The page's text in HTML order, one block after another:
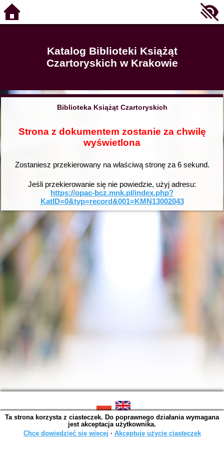
Katalog Biblioteki Książąt
Czartoryskich w Krakowie
Biblioteka Książąt Czartoryskich
Strona z dokumentem zostanie za chwilę
wyświetlona
Zostaniesz przekierowany na właściwą stronę za 6sekund.
Jeśli przekierowanie się nie powiedzie, użyj adresu:
https://opac-bcz.mnk.pl/index.php?
KatID=0&typ=record&001=KMN13002043
SOWA OPAC v. 6.11.10 (2026-07-24)
Wygenerowano w 0,0014 s.
Ta strona korzysta z ciasteczek. Do poprawnego działania wymagana
jest akceptacja użytkownika.
Chcę dowiedzieć się więcej ∙ Akceptuję użycie ciasteczek